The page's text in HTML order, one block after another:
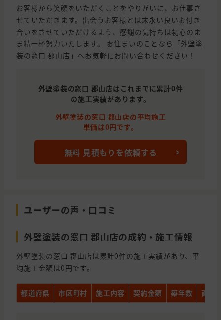
お客様から笑顔をいただくことをやりがいに、お仕事さ
せていただきます。出会うお客様とは末永い良いお付き
合いをさせていただけるよう、感謝の気持ちは初心のま
ま精一杯努力いたします。 お住まいのことなら「外壁塗
装の窓口 郡山店」へお気軽にお問い合わせください！
外壁塗装の窓口 郡山店はこれまでに累計0件
の施工実績があります。
外壁塗装の窓口 郡山店の平均施工
単価は0円です。
無料 見積もりを依頼する
ユーザーの声・口コミ
外壁塗装の窓口 郡山店の成約・施工情報
外壁塗装の窓口 郡山店は累計0件の施工実績があり、平
均施工金額は0円です。
都道府県 市区町村 施工内容 契約金額 築年数 面積